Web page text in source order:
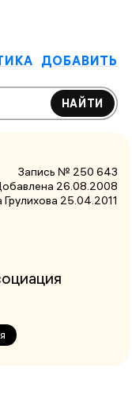
ДОБАВИТЬ
НАЙТИ
Запись № 250 643
26.08.2008
25.04.2011